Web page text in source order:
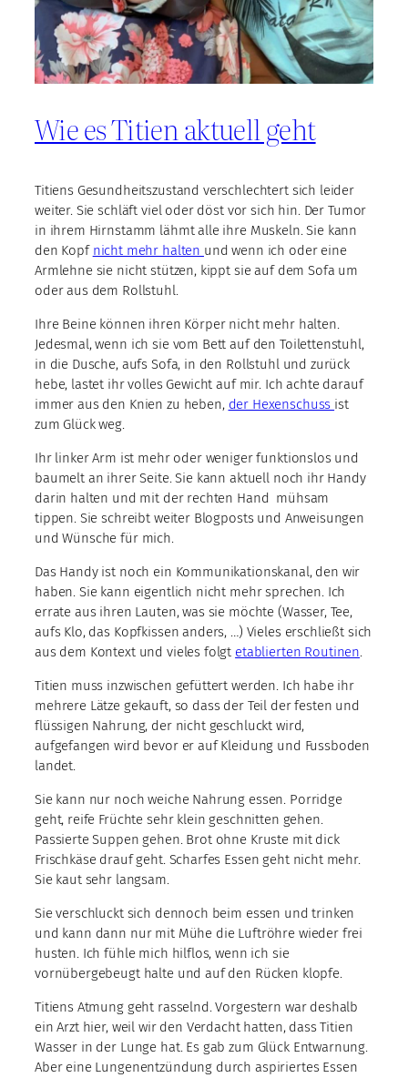
Wie es Titien aktuell geht
Titiens Gesundheitszustand verschlechtert sich leider
weiter. Sie schläft viel oder döst vor sich hin. Der Tumor
in ihrem Hirnstamm lähmt alle ihre Muskeln. Sie kann
den Kopf nicht mehr halten und wenn ich oder eine
Armlehne sie nicht stützen, kippt sie auf dem Sofa um
oder aus dem Rollstuhl.
Ihre Beine können ihren Körper nicht mehr halten.
Jedesmal, wenn ich sie vom Bett auf den Toilettenstuhl,
in die Dusche, aufs Sofa, in den Rollstuhl und zurück
hebe, lastet ihr volles Gewicht auf mir. Ich achte darauf
immer aus den Knien zu heben, der Hexenschuss ist
zum Glück weg.
Ihr linker Arm ist mehr oder weniger funktionslos und
baumelt an ihrer Seite. Sie kann aktuell noch ihr Handy
darin halten und mit der rechten Hand mühsam
tippen. Sie schreibt weiter Blogposts und Anweisungen
und Wünsche für mich.
Das Handy ist noch ein Kommunikationskanal, den wir
haben. Sie kann eigentlich nicht mehr sprechen. Ich
errate aus ihren Lauten, was sie möchte (Wasser, Tee,
aufs Klo, das Kopfkissen anders, …) Vieles erschließt sich
aus dem Kontext und vieles folgt etablierten Routinen.
Titien muss inzwischen gefüttert werden. Ich habe ihr
mehrere Lätze gekauft, so dass der Teil der festen und
flüssigen Nahrung, der nicht geschluckt wird,
aufgefangen wird bevor er auf Kleidung und Fussboden
landet.
Sie kann nur noch weiche Nahrung essen. Porridge
geht, reife Früchte sehr klein geschnitten gehen.
Passierte Suppen gehen. Brot ohne Kruste mit dick
Frischkäse drauf geht. Scharfes Essen geht nicht mehr.
Sie kaut sehr langsam.
Sie verschluckt sich dennoch beim essen und trinken
und kann dann nur mit Mühe die Luftröhre wieder frei
husten. Ich fühle mich hilflos, wenn ich sie
vornübergebeugt halte und auf den Rücken klopfe.
Titiens Atmung geht rasselnd. Vorgestern war deshalb
ein Arzt hier, weil wir den Verdacht hatten, dass Titien
Wasser in der Lunge hat. Es gab zum Glück Entwarnung.
Aber eine Lungenentzündung durch aspiriertes Essen